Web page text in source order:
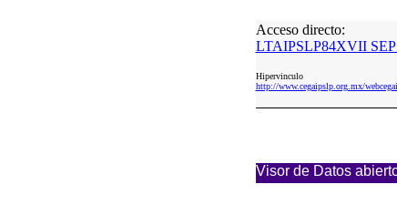
Acceso directo:
LTAIPSLP84XVII SEP
Hipervinculo
http://www.cegaipslp.org.mx/
Visor de Datos